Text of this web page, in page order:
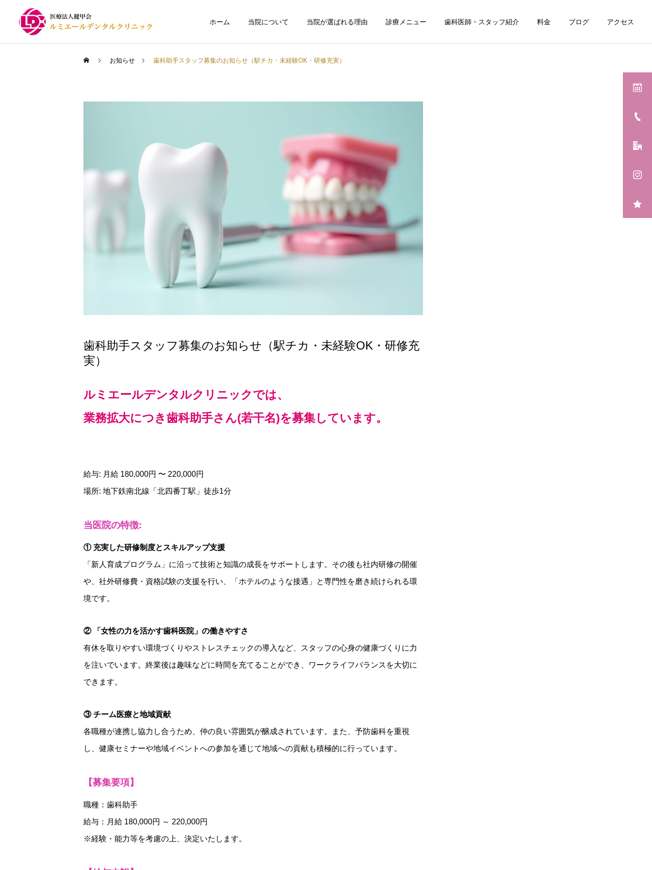
ホーム 当院について 当院が選ばれる理由 診療メニュー 歯科医師・スタッフ紹介 料金 ブログ アクセス
口腔外科・インプラント
セラミック治療・ホワイ
お知らせ 歯科助手スタッフ募集のお知らせ（駅チカ・未経験OK・研修充実）
歯科助手スタッフ募集のお知らせ（駅チカ・未経験OK・研修充
実）
ルミエールデンタルクリニックでは、
業務拡大につき歯科助手さん(若干名)を募集しています。
給与: 月給 180,000円 〜 220,000円
場所: 地下鉄南北線「北四番丁駅」徒歩1分
当医院の特徴:
① 充実した研修制度とスキルアップ支援
「新人育成プログラム」に沿って技術と知識の成長をサポートします。その後も社内研修の開催
や、社外研修費・資格試験の支援を行い、「ホテルのような接遇」と専門性を磨き続けられる環
境です。
② 「女性の力を活かす歯科医院」の働きやすさ
有休を取りやすい環境づくりやストレスチェックの導入など、スタッフの心身の健康づくりに力
を注いでいます。終業後は趣味などに時間を充てることができ、ワークライフバランスを大切に
できます。
③ チーム医療と地域貢献
各職種が連携し協力し合うため、仲の良い雰囲気が醸成されています。また、予防歯科を重視
し、健康セミナーや地域イベントへの参加を通じて地域への貢献も積極的に行っています。
【募集要項】
職種：歯科助手
給与：月給 180,000円 ～ 220,000円
※経験・能力等を考慮の上、決定いたします。